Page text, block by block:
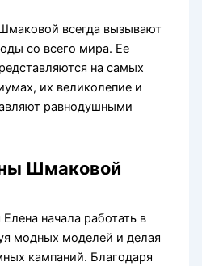
всегда вызывают
со всего мира. Ее
на самых
их великолепие и
равнодушными
Шмаковой
начала работать в
модных моделей и делая
кампаний. Благодаря